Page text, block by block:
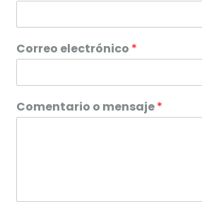
Correo electrónico *
Comentario o mensaje*